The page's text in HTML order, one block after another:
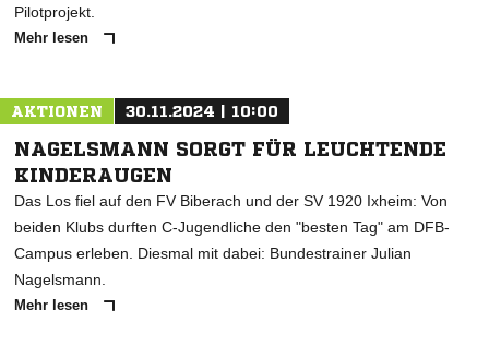
Pilotprojekt.
Mehr lesen
AKTIONEN 30.11.2024 | 10:00
NAGELSMANN SORGT FÜR LEUCHTENDE
KINDERAUGEN
Das Los fiel auf den FV Biberach und der SV 1920 Ixheim: Von
beiden Klubs durften C-Jugendliche den "besten Tag" am DFB-
Campus erleben. Diesmal mit dabei: Bundestrainer Julian
Nagelsmann.
Mehr lesen